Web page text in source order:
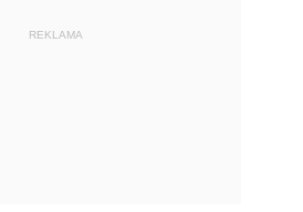
REKLAMA